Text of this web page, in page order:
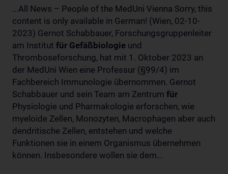
...All News – People of the MedUni Vienna Sorry, this
content is only available in German! (Wien, 02-10-
2023) Gernot Schabbauer, Forschungsgruppenleiter
am Institut für Gefäßbiologie und
Thromboseforschung, hat mit 1. Oktober 2023 an
der MedUni Wien eine Professur (§99/4) im
Fachbereich Immunologie übernommen. Gernot
Schabbauer und sein Team am Zentrum für
Physiologie und Pharmakologie erforschen, wie
myeloide Zellen, Monozyten, Macrophagen aber auch
dendritische Zellen, entstehen und welche
Funktionen sie in einem Organismus übernehmen
können. Insbesondere wollen sie dem...